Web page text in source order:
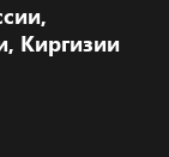
Киргизии